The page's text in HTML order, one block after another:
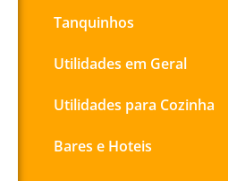
Tanquinhos
Utilidades em Geral
Utilidades para Cozinha
Bares e Hoteis